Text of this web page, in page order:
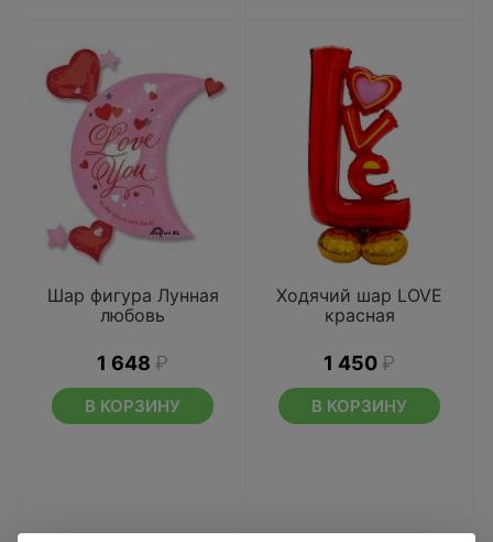
Шар фигура Лунная
любовь
1 648 ₽
В КОРЗИНУ
Ходячий шар LOVE
красная
1 450 ₽
В КОРЗИНУ